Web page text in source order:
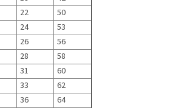
22
50
24
53
26
56
28
58
31
60
33
62
36
64